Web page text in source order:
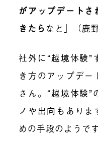
がアップデートさ
きたら なと」（鹿
社外に“越境体験”
き方のアップデ
さん。“越境体験
ノや出向もありま
めの手段のようです